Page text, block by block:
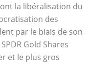
la libéralisation du
des
par le biais de son
Gold Shares
et le plus gros